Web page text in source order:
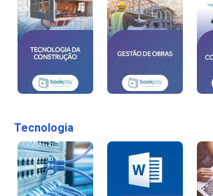
Tecnologia